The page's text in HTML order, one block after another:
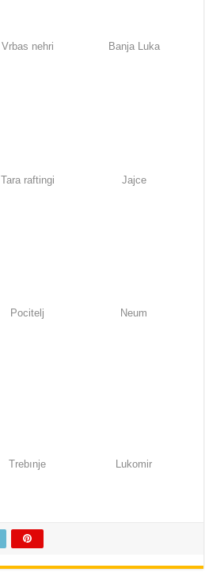
Vrbas nehri Banja Luka
Tara raftingi Jajce
Pocitelj Neum
Trebınje Lukomir